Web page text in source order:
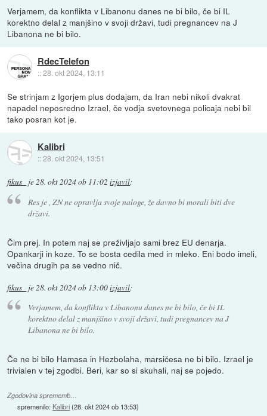
Verjamem, da konflikta v Libanonu danes ne bi bilo, če bi IL
korektno delal z manjšino v svoji državi, tudi pregnancev na J
Libanona ne bi bilo.
RdecTelefon
::28. okt 2024, 13:11
Se strinjam z Igorjem plus dodajam, da Iran nebi nikoli dvakrat
napadel neposredno Izrael, če vodja svetovnega policaja nebi bil
tako posran kot je.
Kalibri
::28. okt 2024, 13:51
fikus_ je28. okt 2024 ob 11:02 izjavil:
Res je , ZN ne opravlja svoje naloge, že davno bi morali biti dve
državi.
Čim prej. In potem naj se preživljajo sami brez EU denarja.
Opankarji in koze. To se bosta cedila med in mleko. Eni bodo imeli,
večina drugih pa se vedno nič.
fikus_ je28. okt 2024 ob 13:00izjavil:
Verjamem, da konflikta v Libanonu danes ne bi bilo, če bi IL
korektno delal z manjšino v svoji državi, tudi pregnancev na J
Libanona ne bi bilo.
Če ne bi bilo Hamasa in Hezbolaha, marsičesa ne bi bilo. Izrael je
trivialen v tej zgodbi. Beri, kar so si skuhali, naj se pojedo.
Zgodovina sprememb…
spremenilo: Kalibri(28. okt 2024 ob 13:53)